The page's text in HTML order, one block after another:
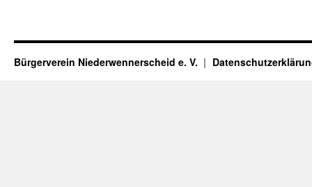
Bürgerverein Niederwennerscheid e. V.